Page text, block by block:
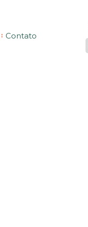
Contato